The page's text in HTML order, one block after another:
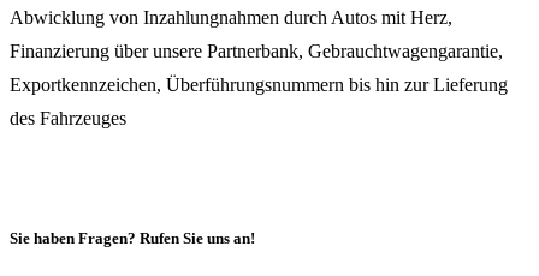
Abwicklung von Inzahlungnahmen durch Autos mit Herz,
Finanzierung über unsere Partnerbank, Gebrauchtwagengarantie,
Exportkennzeichen, Überführungsnummern bis hin zur Lieferung
des Fahrzeuges
Sie haben Fragen? Rufen Sie uns an!